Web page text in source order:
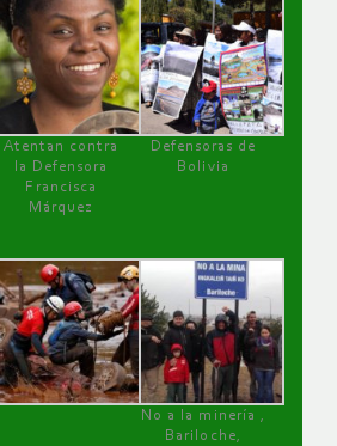
Atentan contra
la Defensora
Francisca
Márquez
Defensoras de
Bolivia
No a la minería ,
Bariloche,